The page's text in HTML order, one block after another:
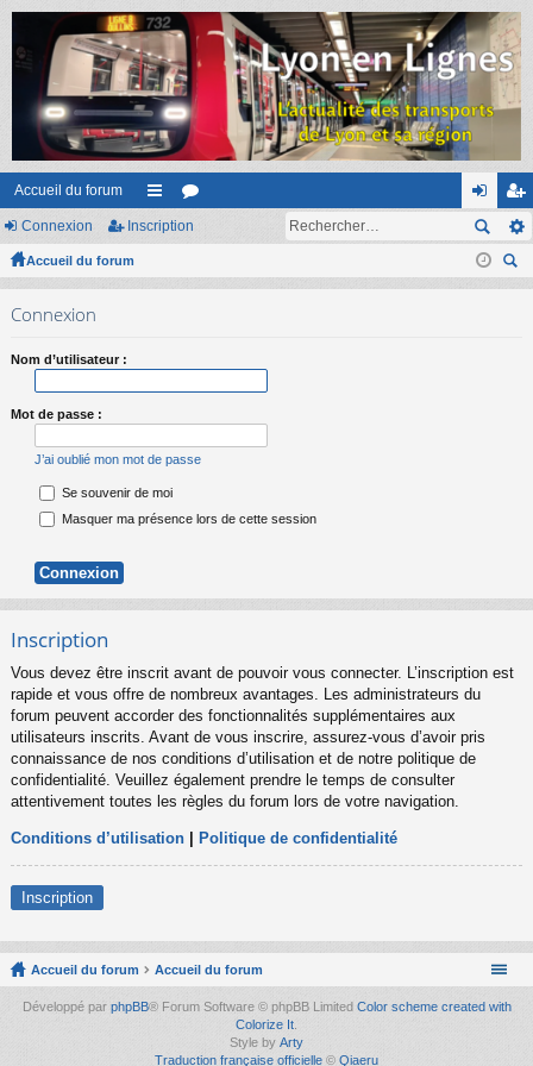
Accueil du forum
ac
s
or on
ne
ns
cri
Connexion Inscription
Accueil du forum
ec
Connexion
Nom d’utilisateur :
Mot de passe :
J’ai oublié mon mot de passe
Se souvenir de moi
Masquer ma présence lors de cette session
Inscription
Vous devez être inscrit avant de pouvoir vous connecter. L’inscription est
rapide et vous offre de nombreux avantages. Les administrateurs du
forum peuvent accorder des fonctionnalités supplémentaires aux
utilisateurs inscrits. Avant de vous inscrire, assurez-vous d’avoir pris
connaissance de nos conditions d’utilisation et de notre politique de
confidentialité. Veuillez également prendre le temps de consulter
attentivement toutes les règles du forum lors de votre navigation.
Conditions d’utilisation Politique de confidentialité
Inscription
Accueil du forum Accueil du forum
Développé par phpBB® Forum Software © phpBB Limited Color scheme created with
Colorize It.
Style by Arty
Traduction française officielle © Qiaeru